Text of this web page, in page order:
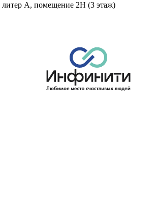
литер А, помещение 2Н (3 этаж)